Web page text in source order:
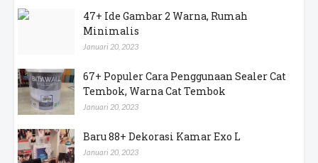
47+ Ide Gambar 2 Warna, Rumah
Minimalis
Januari 20, 2023
67+ Populer Cara Penggunaan Sealer Cat
Tembok, Warna Cat Tembok
Januari 20, 2023
Baru 88+ Dekorasi Kamar Exo L
Januari 20, 2023